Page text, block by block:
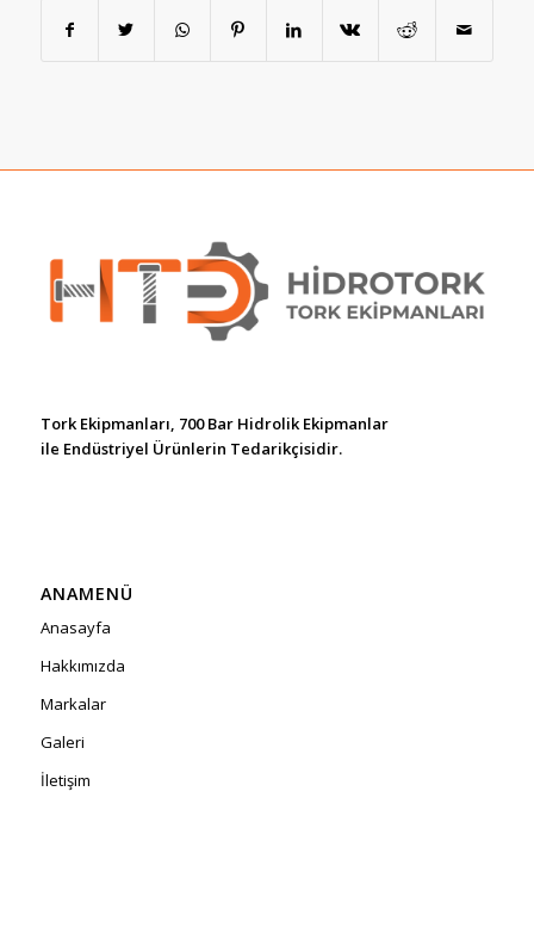
Tork Ekipmanları, 700 Bar Hidrolik Ekipmanlar
ile Endüstriyel Ürünlerin Tedarikçisidir.
ANAMENÜ
Anasayfa
Hakkımızda
Markalar
Galeri
İletişim